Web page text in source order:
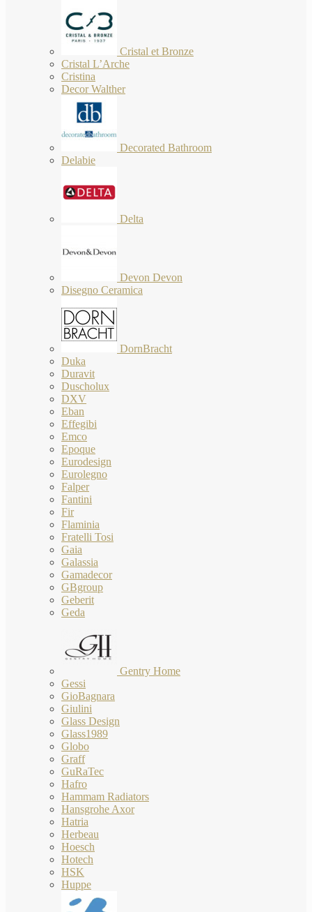
Cristal et Bronze
Cristal L’Arche
Cristina
Decor Walther
Decorated Bathroom
Delabie
Delta
Devon Devon
Disegno Ceramica
DornBracht
Duka
Duravit
Duscholux
DXV
Eban
Effegibi
Emco
Epoque
Eurodesign
Eurolegno
Falper
Fantini
Fir
Flaminia
Fratelli Tosi
Gaia
Galassia
Gamadecor
GBgroup
Geberit
Geda
Gentry Home
Gessi
GioBagnara
Giulini
Glass Design
Glass1989
Globo
Graff
GuRaTec
Hafro
Hammam Radiators
Hansgrohe Axor
Hatria
Herbeau
Hoesch
Hotech
HSK
Huppe